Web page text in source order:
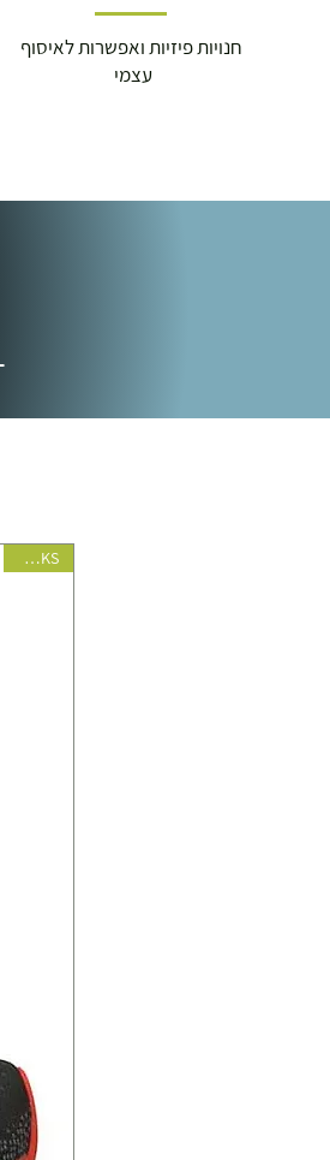
חנויות פיזיות ואפשרות לאיסוף
עצמי
BROOKS